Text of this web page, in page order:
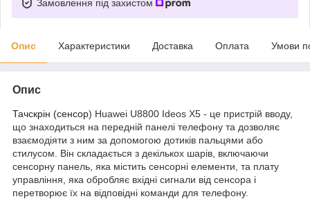
Замовлення під захистом
Опис Характеристики Доставка Оплата Умови
Опис
Тачскрін (сенсор) Huawei U8800 Ideos X5 - це пристрій вводу,
що знаходиться на передній панелі телефону та дозволяє
взаємодіяти з ним за допомогою дотиків пальцями або
стилусом. Він складається з декількох шарів, включаючи
сенсорну панель, яка містить сенсорні елементи, та плату
управління, яка обробляє вхідні сигнали від сенсора і
перетворює їх на відповідні команди для телефону.